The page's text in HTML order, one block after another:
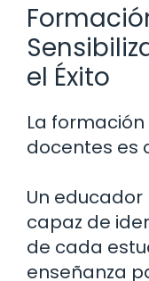
el Éxito
La
docentes es
Un
capaz de
de cada
enseñanza